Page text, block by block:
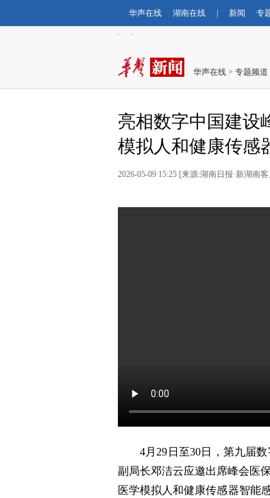
华声在线 湖南在线 新闻 专
华声在线 > 专题频道
亮相数字中国建设
模拟人和健康传感
2026-05-09 15:25 [来源:湖南日报·新湖南
4月29日至30日，第九届
副局长邓洁云应邀出席峰会医
医学模拟人和健康传感器智能